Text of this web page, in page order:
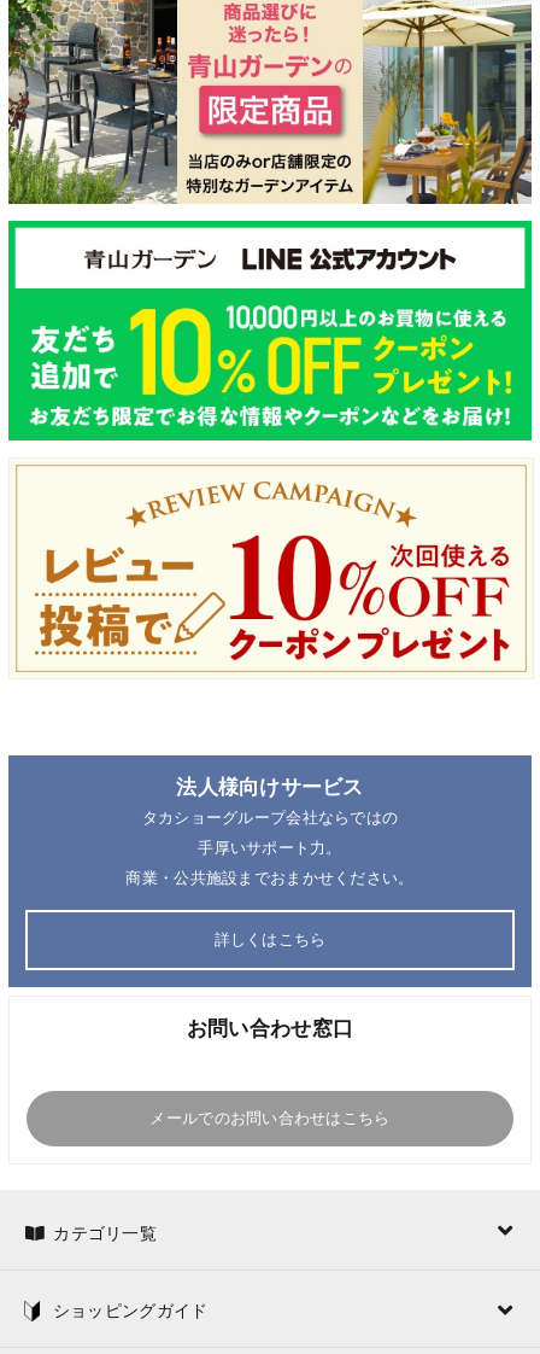
法人様向けサービス
タカショーグループ会社ならではの
手厚いサポート力。
商業・公共施設までおまかせください。
詳しくはこちら
お問い合わせ窓口
メールでのお問い合わせはこちら
カテゴリ一覧
ショッピングガイド